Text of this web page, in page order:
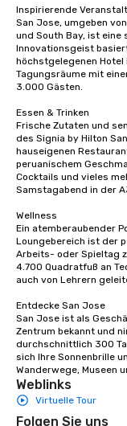
at various stops. Build Your Network
Our exclusive
ultimate
a typical sit-down
to engage the
right of you.
place at multiple
walking in
countless
with different
down at each
traverse along the
ways to network,
way to do so. Large Groups Welcome
Lip Smacking
groups, small or
groups from as few
as 500 guests,
choice for any
Stress-Free
a tour is stress-
enjoy the company
Inspirierende
San Jose, umgeben
und South Bay, ist
Innovationsgeist
höchstgelegenen Hotel
Tagungsräume mit
3.000 Gästen.
Essen & Trinken
Frische Zutaten und
des Signia by Hilton
hauseigenen
peruanischem
Cocktails und vieles
Samstagabend in der
Wellness
Ein atemberaubender
Loungebereich ist der
Arbeits- oder Spieltag
4.700 Quadratfuß an
auch von Lehrern
Entdecke San Jose
San Jose ist als
Zentrum bekannt und
durchschnittlich 300
sich Ihre Sonnenbrille
Wanderwege, Museen
Weblinks
Virtuelle Tour
Folgen Sie uns